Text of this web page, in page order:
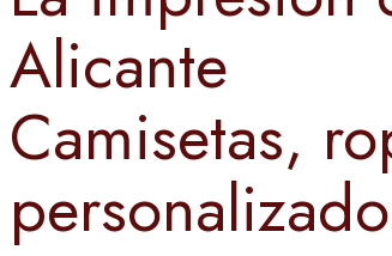
Alicante
Camisetas,